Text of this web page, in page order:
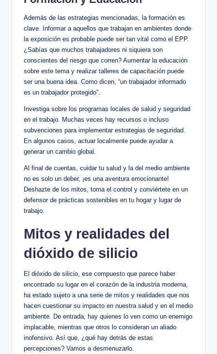
Además de las estrategias mencionadas, ⁢la formación⁢ es
‍clave.⁢ Informar a aquellos‌ que trabajan en ambientes donde
la exposición ​es⁣ probable puede ser tan vital⁤ como el ⁣EPP.
¿Sabías ‍que⁢ muchos ‌trabajadores ni ⁤siquiera son
conscientes del riesgo que ‍corren? Aumentar la educación
sobre este ​tema y‌ realizar talleres de capacitación puede
ser una buena idea. Como dicen, “un trabajador ⁤informado
es un trabajador protegido”.
Investiga ⁤sobre los ‍programas locales de salud y​ seguridad
⁢en el ‌trabajo. Muchas veces​ hay recursos o incluso
subvenciones para‌ implementar estrategias‍ de seguridad.
En algunos casos,​ actuar localmente puede ayudar a
generar un cambio ⁢global.
Al ⁤final de cuentas, cuidar tu ​salud⁣ y la del medio ambiente
no es solo un deber, ‍¡es una aventura emocionante!
Deshazte de​ los mitos, toma el control y conviértete en un
defensor ‌de prácticas⁢ sostenibles en tu hogar y lugar de
trabajo.
Mitos y ‍realidades ⁣del
dióxido de silicio
El dióxido de silicio, ese compuesto que parece haber
encontrado‌ su lugar⁤ en el ⁤corazón de la industria moderna,
ha estado sujeto a⁤ una ‌serie de⁤ mitos y realidades que nos
hacen cuestionar‌ su impacto en nuestra salud‍ y en el medio
ambiente. De entrada, hay quienes lo ven⁢ como un⁤ enemigo
implacable, mientras ⁣que otros‍ lo consideran un aliado
inofensivo.‍ Así que, ¿qué hay detrás⁢ de estas
percepciones? Vamos a⁣ desmenuzarlo.